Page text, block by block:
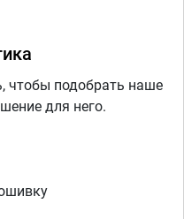
чтобы подобрать наше
для него.